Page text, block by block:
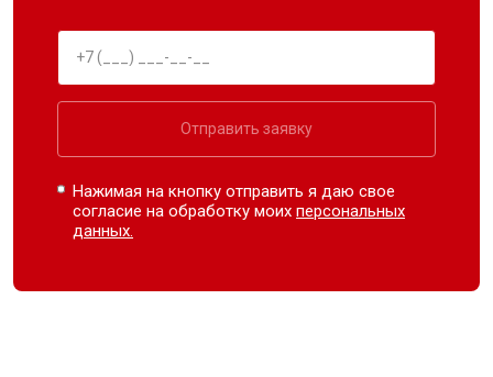
Отправить заявку
Нажимая на кнопку отправить я даю свое
согласие на обработку моихперсональных
данных.